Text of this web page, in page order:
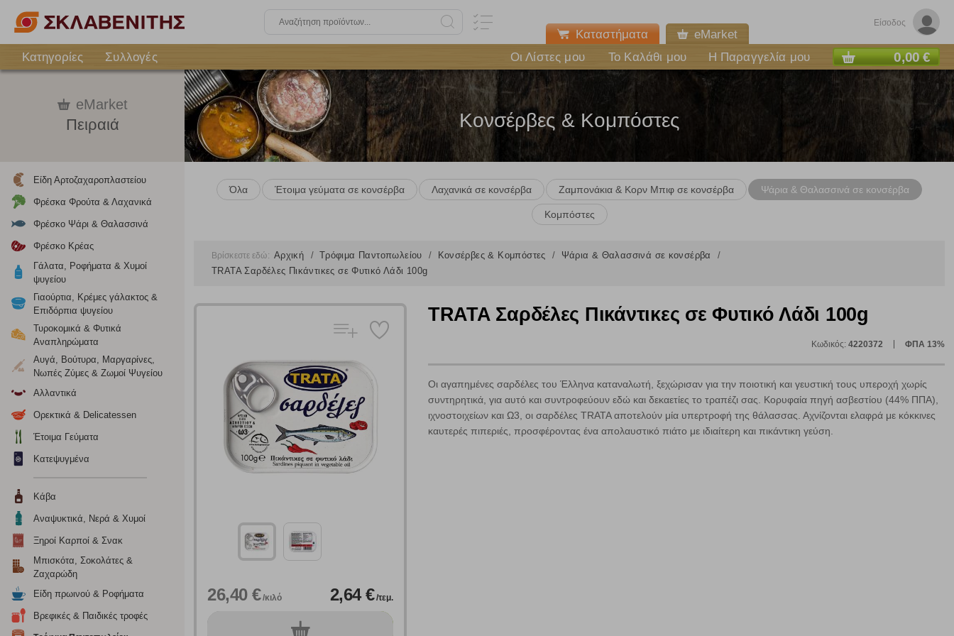
Είσοδος
Καταστήματα
eMarket
Κατηγορίες
Συλλογές Οι Λίστες μου Το Καλάθι μου Η Παραγγελία μου 0,00 €
eMarket
Πειραιά
Είδη Αρτοζαχαροπλαστείου
Φρέσκα Φρούτα & Λαχανικά
Φρέσκο Ψάρι & Θαλασσινά
Φρέσκο Κρέας
Γάλατα, Ροφήματα & Χυμοί
ψυγείου
Γιαούρτια, Κρέμες γάλακτος &
Επιδόρπια ψυγείου
Τυροκομικά & Φυτικά
Αναπληρώματα
Αυγά, Βούτυρα, Μαργαρίνες,
Νωπές Ζύμες & Ζωμοί Ψυγείου
Αλλαντικά
Ορεκτικά & Delicatessen
Έτοιμα Γεύματα
Κατεψυγμένα
Κάβα
Αναψυκτικά, Νερά & Χυμοί
Ξηροί Καρποί & Σνακ
Μπισκότα, Σοκολάτες &
Ζαχαρώδη
Είδη πρωινού & Ροφήματα
Βρεφικές & Παιδικές τροφές
Κονσέρβες & Κομπόστες
Όλα Έτοιμα γεύματα σε κονσέρβα Λαχανικά σε κονσέρβα Ζαμπονάκια & Κορν Μπιφ σε κονσέρβα Ψάρια & Θαλασσινά σε κονσέρβα
Κομπόστες
Βρίσκεστε εδώ: Αρχική Τρόφιμα Παντοπωλείου Κονσέρβες & Κομπόστες
Ψάρια & Θαλασσινά σε κονσέρβα
TRATA Σαρδέλες Πικάντικες σε Φυτικό Λάδι 100g
26,40 €/κιλό 2,64 €/τεμ.
0τεμ.
TRATA Σαρδέλες Πικάντικες σε Φυτικό Λάδι 100g
Κωδικός: 4220372 ΦΠΑ 13%
Οι αγαπημένες σαρδέλες του Έλληνα καταναλωτή, ξεχώρισαν για την ποιοτική και γευστική τους υπεροχή χωρίς
συντηρητικά, για αυτό και συντροφεύουν εδώ και δεκαετίες το τραπέζι σας. Κορυφαία πηγή ασβεστίου (44% ΠΠΑ),
ιχνοστοιχείων και Ω3, οι σαρδέλες TRATA αποτελούν μία υπερτροφή της θάλασσας. Αχνίζονται ελαφρά με κόκκινες
καυτερές πιπεριές, προσφέροντας ένα απολαυστικό πιάτο με ιδιαίτερη και πικάντικη γεύση.
Ρυθμίσεις Cookies